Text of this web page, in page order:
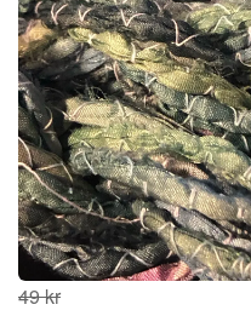
49 kr